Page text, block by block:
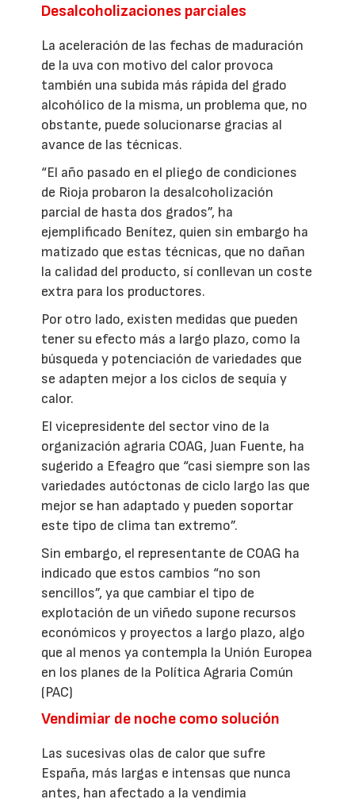
Desalcoholizaciones parciales
La aceleración de las fechas de maduración
de la uva con motivo del calor provoca
también una subida más rápida del grado
alcohólico de la misma, un problema que, no
obstante, puede solucionarse gracias al
avance de las técnicas.
“El año pasado en el pliego de condiciones
de Rioja probaron la desalcoholización
parcial de hasta dos grados”, ha
ejemplificado Benítez, quien sin embargo ha
matizado que estas técnicas, que no dañan
la calidad del producto, sí conllevan un coste
extra para los productores.
Por otro lado, existen medidas que pueden
tener su efecto más a largo plazo, como la
búsqueda y potenciación de variedades que
se adapten mejor a los ciclos de sequía y
calor.
El vicepresidente del sector vino de la
organización agraria COAG, Juan Fuente, ha
sugerido a Efeagro que “casi siempre son las
variedades autóctonas de ciclo largo las que
mejor se han adaptado y pueden soportar
este tipo de clima tan extremo”.
Sin embargo, el representante de COAG ha
indicado que estos cambios “no son
sencillos”, ya que cambiar el tipo de
explotación de un viñedo supone recursos
económicos y proyectos a largo plazo, algo
que al menos ya contempla la Unión Europea
en los planes de la Política Agraria Común
(PAC)
Vendimiar de noche como solución
Las sucesivas olas de calor que sufre
España, más largas e intensas que nunca
antes, han afectado a la vendimia